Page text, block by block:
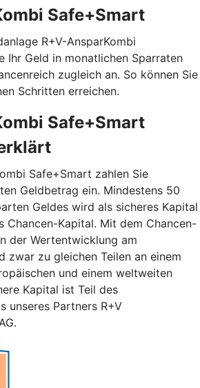
Safe+Smart
R+V-AnsparKombi
Ihr Geld in monatlichen Sparraten
zugleich an. So können Sie
Schritten erreichen.
Safe+Smart
Safe+Smart zahlen Sie
Geldbetrag ein. Mindestens 50
Geldes wird als sicheres Kapital
Chancen-Kapital. Mit dem Chancen-
der Wertentwicklung am
zwar zu gleichen Teilen an einem
und einem weltweiten
Kapital ist Teil des
unseres Partners R+V